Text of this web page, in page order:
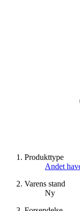
Produkttype
Andet
Varens stand
Ny